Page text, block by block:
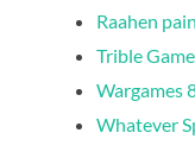
Raahen
Trible
Wargames
Whatever